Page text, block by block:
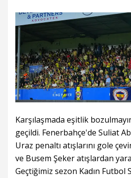
Karşılaşmada eşitlik
geçildi. Fenerbahçe'de Suliat
Uraz penaltı atışlarını gole
ve Busem Şeker atışlardan
Geçtiğimiz sezon Kadın Futbol